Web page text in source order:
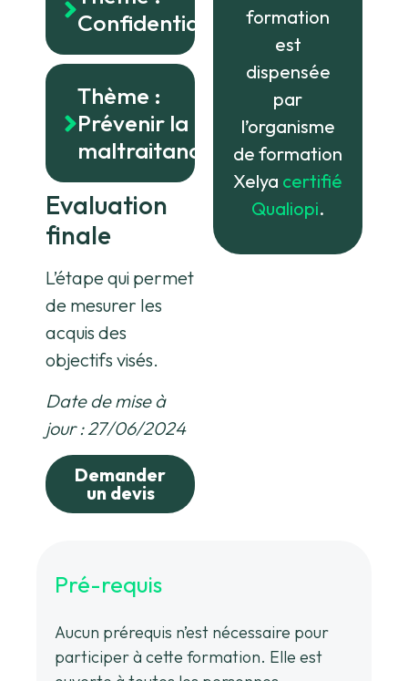
Aucun prérequis n’est nécessaire pour
Thème :
Confidentialité
Thème :
Prévenir la
maltraitance
Evaluation
L’étape qui permet
de mesurer les
acquis des
Date de mise à
jour : 27/06/2024
Demander
un devis
Cette
formation
est
dispensée
par
l’organisme
de formation
Xelyacertifié